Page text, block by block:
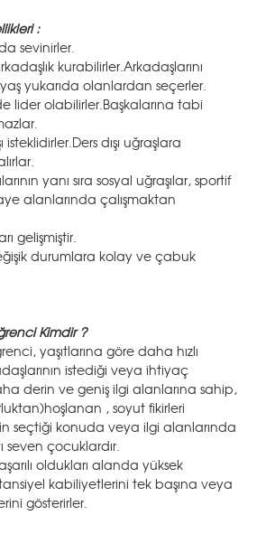
:
sevinirler.
kurabilirler.Arkadaşlarını
yukarıda olanlardan seçerler.
lider olabilirler.Başkalarına tabi
isteklidirler.Ders dışı uğraşlara
yanı sıra sosyal uğraşılar, sportif
alanlarında çalışmaktan
gelişmiştir.
durumlara kolay ve çabuk
Kimdir ?
yaşıtlarına göre daha hızlı
istediği veya ihtiyaç
derin ve geniş ilgi alanlarına sahip,
, soyut fikirleri
seçtiği konuda veya ilgi alanlarında
seven çocuklardır.
oldukları alanda yüksek
kabiliyetlerini tek başına veya
gösterirler.